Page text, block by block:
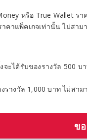
หรือ True Wallet ร
คาแพ็คเกจเท่านั้น ไม่สาม
จะได้รับของรางวัล 500
รางวัล 1,000 บาท ไม่สา
ข